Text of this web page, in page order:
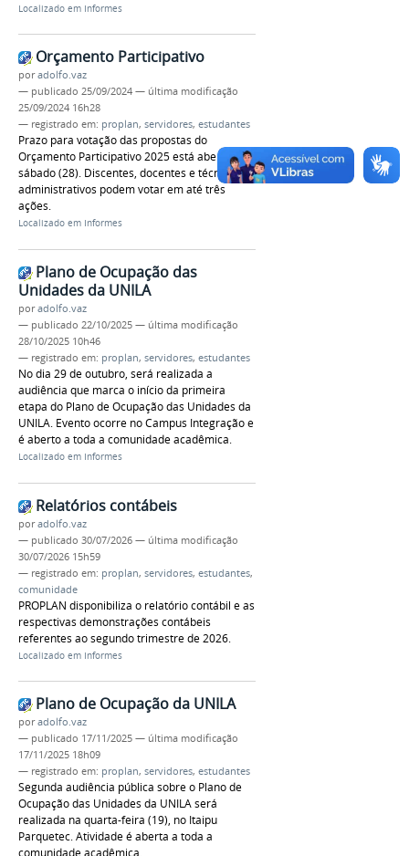
Localizado em Informes
Orçamento Participativo
poradolfo.vaz
— publicado 25/09/2024 — última modificação
25/09/2024 16h28
— registrado em: proplan, servidores, estudantes
Prazo para votação das propostas do
Orçamento Participativo 2025 está aberto até
sábado (28). Discentes, docentes e técnico-
administrativos podem votar em até três
ações.
Localizado em Informes
Plano de Ocupação das
Unidades da UNILA
poradolfo.vaz
— publicado 22/10/2025 — última modificação
28/10/2025 10h46
— registrado em: proplan, servidores, estudantes
No dia 29 de outubro, será realizada a
audiência que marca o início da primeira
etapa do Plano de Ocupação das Unidades da
UNILA. Evento ocorre no Campus Integração e
é aberto a toda a comunidade acadêmica.
Localizado em Informes
Relatórios contábeis
poradolfo.vaz
— publicado 30/07/2026 — última modificação
30/07/2026 15h59
— registrado em: proplan, servidores, estudantes,
comunidade
PROPLAN disponibiliza o relatório contábil e as
respectivas demonstrações contábeis
referentes ao segundo trimestre de 2026.
Localizado em Informes
Plano de Ocupação da UNILA
poradolfo.vaz
— publicado 17/11/2025 — última modificação
17/11/2025 18h09
— registrado em: proplan, servidores, estudantes
Segunda audiência pública sobre o Plano de
Ocupação das Unidades da UNILA será
realizada na quarta-feira (19), no Itaipu
Parquetec. Atividade é aberta a toda a